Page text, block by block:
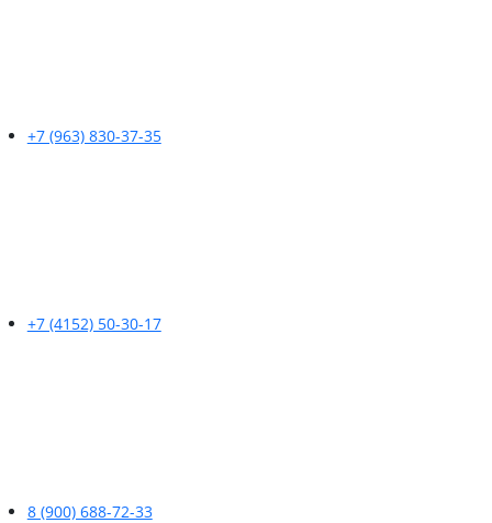
+7 (963) 830-37-35
+7 (4152) 50-30-17
8 (900) 688-72-33